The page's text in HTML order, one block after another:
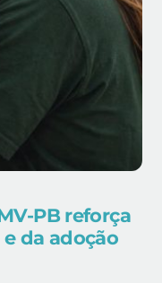
PB reforça
da adoção